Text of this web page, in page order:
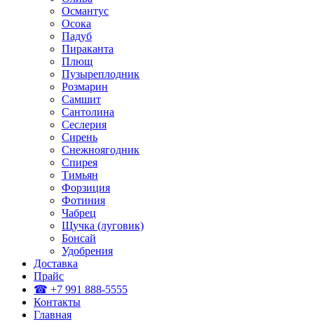
Османтус
Осока
Падуб
Пираканта
Плющ
Пузыреплодник
Розмарин
Самшит
Сантолина
Сеслерия
Сирень
Снежноягодник
Спирея
Тимьян
Форзиция
Фотиния
Чабрец
Щучка (луговик)
Бонсай
Удобрения
Доставка
Прайс
☎ +7 991 888-5555
Контакты
Главная